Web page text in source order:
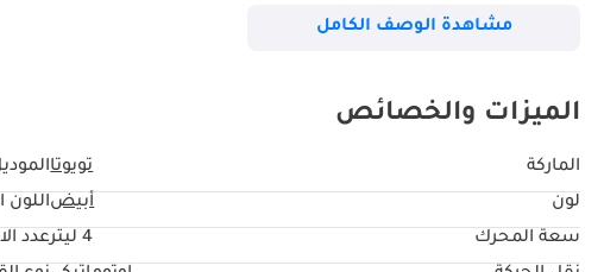
مشاهدة الوصف الكامل
الميزات والخصائص
الماركة تويوتا
لون
أبيضاللون
سعة المحرك
4 ليتر عدد